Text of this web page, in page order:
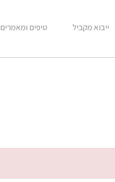
ייבוא מקביל טיפים ומאמרים